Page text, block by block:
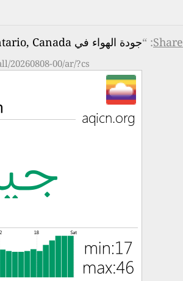
Share
: “جودة الهواء في Cornwall, Ontario, Canada هي
00/ar/?cs